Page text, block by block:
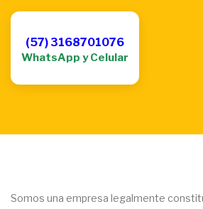
(57) 3168701076
WhatsApp y Celular
Somos una empresa legalmente